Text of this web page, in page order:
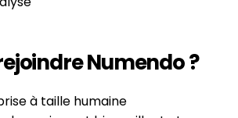
Numendo ?
à taille humaine